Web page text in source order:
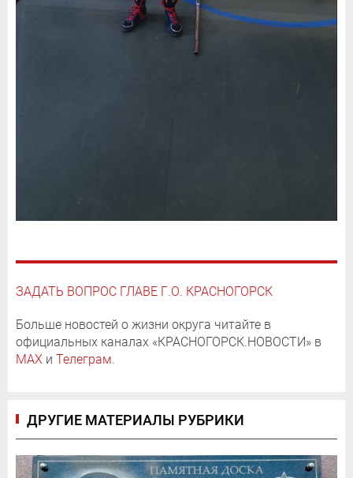
ЗАДАТЬ ВОПРОС ГЛАВЕ Г.О. КРАСНОГОРСК
Больше новостей о жизни округа читайте в
официальных каналах «КРАСНОГОРСК.НОВОСТИ» в
MAX и Телеграм.
ДРУГИЕ МАТЕРИАЛЫ РУБРИКИ